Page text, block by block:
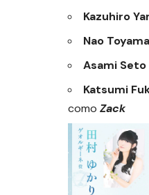
Kazuhiro
Nao Toyama
Asami Seto
Katsumi
como Zack